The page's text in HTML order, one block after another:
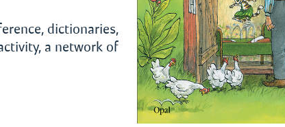
dictionaries,
a network of